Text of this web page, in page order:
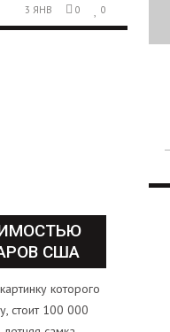
3 ЯНВ 0 0
США
которого
стоит 100 000